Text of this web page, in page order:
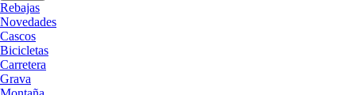
Rebajas
Novedades
Cascos
Bicicletas
Carretera
Grava